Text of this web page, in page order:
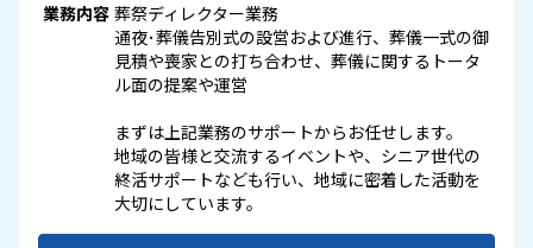
業務内容 葬祭ディレクター業務
通夜･葬儀告別式の設営および進行、葬儀一式の御
見積や喪家との打ち合わせ、葬儀に関するトータ
ル面の提案や運営
まずは上記業務のサポートからお任せします。
地域の皆様と交流するイベントや、シニア世代の
終活サポートなども行い、地域に密着した活動を
大切にしています。